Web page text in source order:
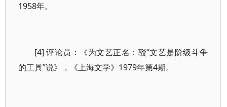
1958年。
[4] 评论员：《为文艺正名：驳“文艺是阶级斗争
的工具”说》，《上海文学》1979年第4期。